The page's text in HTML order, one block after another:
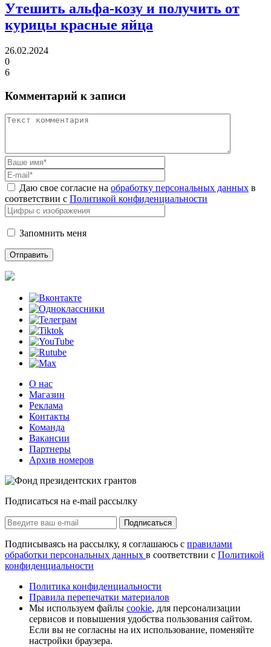
Утешить альфa-козу и получить от
курицы красные яйца
26.02.2024
0
6
Комментарий к записи
Даю свое согласие на обработку персональных данных в
соответствии с Политикой конфиденциальности
Запомнить меня
О нас
Магазин
Реклама
Контакты
Команда
Вакансии
Партнеры
Архив номеров
Подписаться на e-mail рассылку
Подписаться
Подписываясь на рассылку, я соглашаюсь с правилами
обработки персональных данных в соответствии с Политикой
конфиденциальности
Политика конфиденциальности
Правила перепечатки материалов
Мы используем файлы cookie, для персонализации
сервисов и повышения удобства пользования сайтом.
Если вы не согласны на их использование, поменяйте
настройки браузера.